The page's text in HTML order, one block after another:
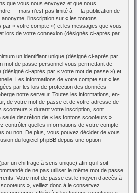
que vous nous envoyez et que nous
— mais n’est pas limité à — la publication de
l’inscription sur « les tontons
« votre compte ») et les messages que vous
lors de votre connexion (désignés ci-après par
un identifiant unique (désigné ci-après par
mot de passe personnel vous permettant de
ci-après par « votre mot de passe ») et
Les informations de votre compte sur « les
par les lois de protection des données
notre serveur. Toutes les informations, en-
de votre mot de passe et de votre adresse de
scooteurs » durant votre inscription, sont
discrétion de « les tontons scooteurs ».
contrôler quelles informations de votre compte
ou non. De plus, vous pouvez décider de vous
du logiciel phpBB depuis une option
un chiffrage à sens unique) afin qu’il soit
de ne pas utiliser le même mot de passe
Votre mot de passe est le moyen d’accès à
», veillez donc à le conservez